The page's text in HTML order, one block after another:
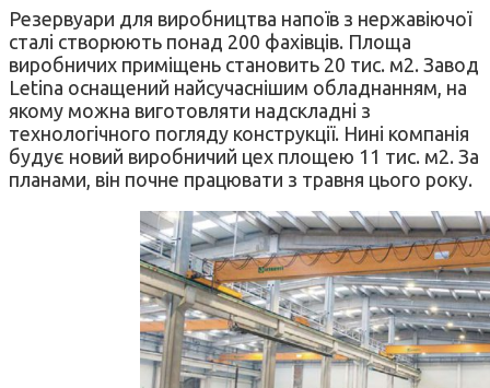
Резервуари для виробництва напоїв з нержавіючої
сталі створюють понад 200 фахівців. Площа
виробничих приміщень становить 20 тис. м2. Завод
Letina оснащений найсучаснішим обладнанням, на
якому можна виготовляти надскладні з
технологічного погляду конструкції. Нині компанія
будує новий виробничий цех площею 11 тис. м2. За
планами, він почне працювати з травня цього року.